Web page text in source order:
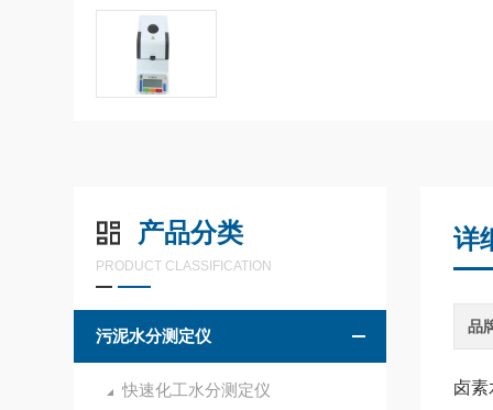
产品分类
PRODUCT CLASSIFICATION
污泥水分测定仪
快速化工水分测定仪
详
品
卤